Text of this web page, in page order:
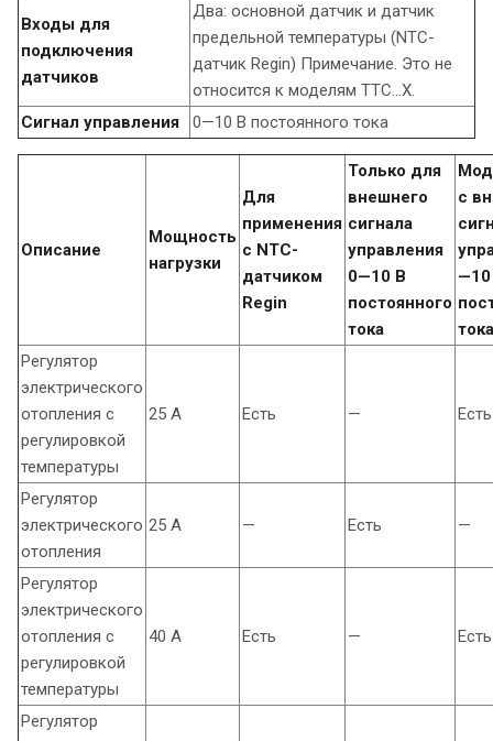
Входы для
подключения
датчиков
Два: основной датчик и датчик
предельной температуры (NTC-
датчик Regin) Примечание. Это не
относится к моделям TTC…X.
Сигнал управления
0—10 В постоянного тока
Описание
Мощность
нагрузки
Для
применения
с NTC-
датчиком
Regin
Только для
внешнего
сигнала
управления
0—10 В
постоянного
тока
с
тока
Регулятор
электрического
отопления с
регулировкой
температуры
25 A Есть — Есть
Регулятор
электрического
отопления
25 A — Есть —
Регулятор
электрического
отопления с
регулировкой
температуры
40 A Есть — Есть
Регулятор